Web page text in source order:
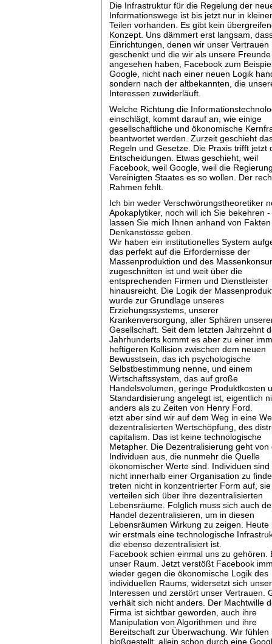
Die Infrastruktur für die Regelung der
Informationswege ist bis jetzt nur in
Teilen vorhanden. Es gibt kein
Konzept. Uns dämmert erst langsam,
Einrichtungen, denen wir unser Vertrauen
geschenkt und die wir als unsere Freunde
angesehen haben, Facebook zum
Google, nicht nach einer neuen Logik
sondern nach der altbekannten, die
Interessen zuwiderläuft.
Welche Richtung die
einschlägt, kommt darauf an, wie einige
gesellschaftliche und ökonomische
beantwortet werden. Zurzeit geschieht
Regeln und Gesetze. Die Praxis trifft jetzt
Entscheidungen. Etwas geschieht, weil
Facebook, weil Google, weil die
Vereinigten Staates es so wollen. Der
Rahmen fehlt.
Ich bin weder Verschwörungstheoretiker
Apokaplytiker, noch will ich Sie bekehren
lassen Sie mich Ihnen anhand von
Denkanstösse geben.
Wir haben ein institutionelles System
das perfekt auf die Erfordernisse der
Massenproduktion und des
zugeschnitten ist und weit über die
entsprechenden Firmen und Dienstleister
hinausreicht. Die Logik der
wurde zur Grundlage unseres
Erziehungssystems, unserer
Krankenversorgung, aller Sphären
Gesellschaft. Seit dem letzten Jahrzehnt
Jahrhunderts kommt es aber zu einer
heftigeren Kollision zwischen dem neuen
Bewusstsein, das ich psychologische
Selbstbestimmung nenne, und einem
Wirtschaftssystem, das auf große
Handelsvolumen, geringe Produktkosten
Standardisierung angelegt ist, eigentlich
anders als zu Zeiten von Henry Ford.
etzt aber sind wir auf dem Weg in eine
dezentralisierten Wertschöpfung, des
capitalism. Das ist keine technologische
Metapher. Die Dezentralisierung geht von
Individuen aus, die nunmehr die Quelle
ökonomischer Werte sind. Individuen sind
nicht innerhalb einer Organisation zu
treten nicht in konzentrierter Form auf, sie
verteilen sich über ihre dezentralisierten
Lebensräume. Folglich muss sich auch
Handel dezentralisieren, um in diesen
Lebensräumen Wirkung zu zeigen. Heute
wir erstmals eine technologische
die ebenso dezentralisiert ist.
Facebook schien einmal uns zu gehören.
unser Raum. Jetzt verstößt Facebook
wieder gegen die ökonomische Logik des
individuellen Raums, widersetzt sich
Interessen und zerstört unser Vertrauen.
verhält sich nicht anders. Der Machtwille
Firma ist sichtbar geworden, auch ihre
Manipulation von Algorithmen und ihre
Bereitschaft zur Überwachung. Wir fühlen
bloßgestellt, allein schon durch eine